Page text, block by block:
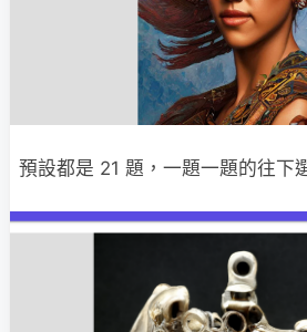
預設都是 21 題，一題一題的往下